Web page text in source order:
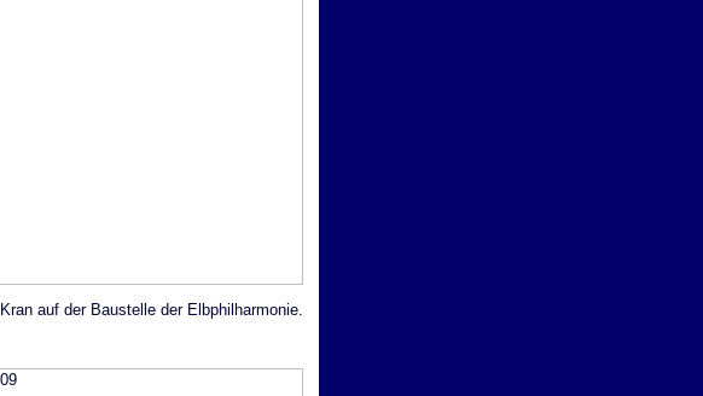
auf der Baustelle der Elbphilharmonie.